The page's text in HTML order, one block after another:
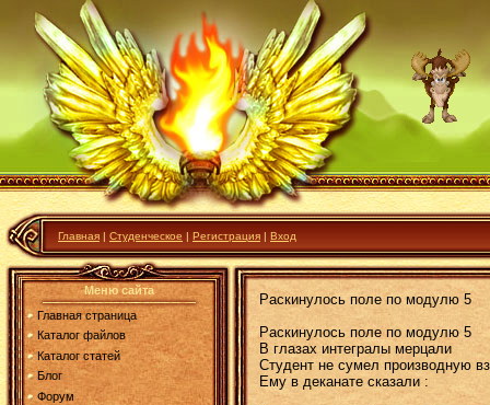
Главная | Студенческое | Регистрация | Вход
Меню сайта
Главная страница
Каталог файлов
Каталог статей
Блог
Форум
Раскинулось поле по модулю 5
Раскинулось поле по модулю 5
В глазах интегралы мерцали
Студент не сумел производную
Ему в деканате сказали :